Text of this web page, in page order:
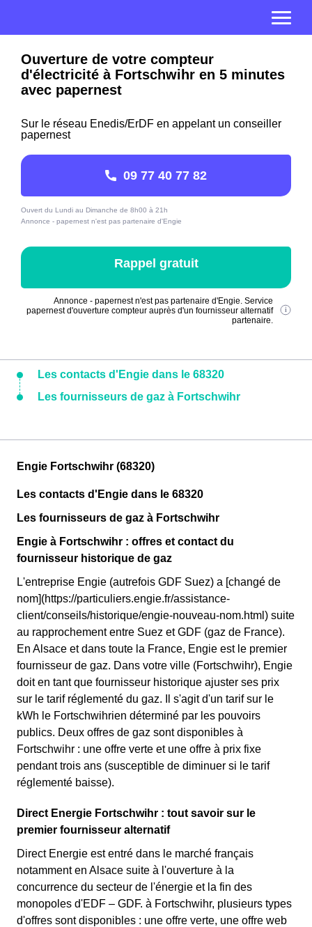
Ouverture de votre compteur
d'électricité à Fortschwihr en 5 minutes
avec papernest
Sur le réseau Enedis/ErDF en appelant un conseiller
papernest
09 77 40 77 82
Ouvert du Lundi au Dimanche de 8h00 à 21h
Annonce - papernest n'est pas partenaire d'Engie
Rappel gratuit
Annonce - papernest n'est pas partenaire d'Engie. Service
papernest d'ouverture compteur auprès d'un fournisseur alternatif
partenaire.
Les contacts d'Engie dans le 68320
Les fournisseurs de gaz à Fortschwihr
Engie Fortschwihr (68320)
Les contacts d'Engie dans le 68320
Les fournisseurs de gaz à Fortschwihr
Engie à Fortschwihr : offres et contact du
fournisseur historique de gaz
L'entreprise Engie (autrefois GDF Suez) a [changé de
nom](https://particuliers.engie.fr/assistance-
client/conseils/historique/engie-nouveau-nom.html) suite
au rapprochement entre Suez et GDF (gaz de France).
En Alsace et dans toute la France, Engie est le premier
fournisseur de gaz. Dans votre ville (Fortschwihr), Engie
doit en tant que fournisseur historique ajuster ses prix
sur le tarif réglementé du gaz. Il s'agit d'un tarif sur le
kWh le Fortschwihrien déterminé par les pouvoirs
publics. Deux offres de gaz sont disponibles à
Fortschwihr : une offre verte et une offre à prix fixe
pendant trois ans (susceptible de diminuer si le tarif
réglementé baisse).
Direct Energie Fortschwihr : tout savoir sur le
premier fournisseur alternatif
Direct Energie est entré dans le marché français
notamment en Alsace suite à l'ouverture à la
concurrence du secteur de l'énergie et la fin des
monopoles d'EDF – GDF. à Fortschwihr, plusieurs types
d'offres sont disponibles : une offre verte, une offre web